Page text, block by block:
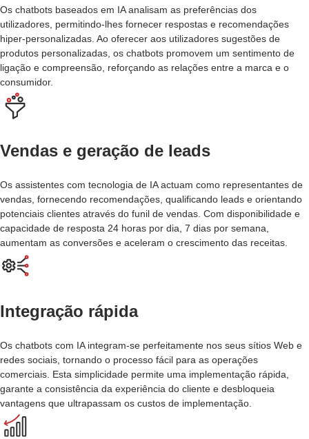
Os chatbots baseados em IA analisam as preferências dos
utilizadores, permitindo-lhes fornecer respostas e recomendações
hiper-personalizadas. Ao oferecer aos utilizadores sugestões de
produtos personalizadas, os chatbots promovem um sentimento de
ligação e compreensão, reforçando as relações entre a marca e o
consumidor.
Vendas e geração de leads
Os assistentes com tecnologia de IA actuam como representantes de
vendas, fornecendo recomendações, qualificando leads e orientando
potenciais clientes através do funil de vendas. Com disponibilidade e
capacidade de resposta 24 horas por dia, 7 dias por semana,
aumentam as conversões e aceleram o crescimento das receitas.
Integração rápida
Os chatbots com IA integram-se perfeitamente nos seus sítios Web e
redes sociais, tornando o processo fácil para as operações
comerciais. Esta simplicidade permite uma implementação rápida,
garante a consistência da experiência do cliente e desbloqueia
vantagens que ultrapassam os custos de implementação.